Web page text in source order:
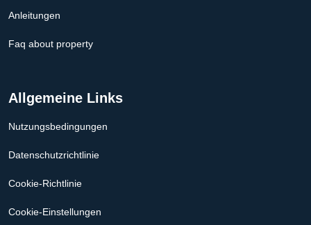
Anleitungen
Faq about property
Allgemeine Links
Nutzungsbedingungen
Datenschutzrichtlinie
Cookie-Richtlinie
Cookie-Einstellungen